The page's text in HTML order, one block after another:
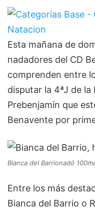
Esta mañana de
nadadores del CD
comprenden entre
disputar la 4ªJ de
Prebenjamín que
Benavente por
Bianca del Barrionadó
Entre los más
Bianca del Barrio o